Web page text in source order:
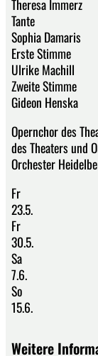
Theresa Immerz
Tante
Sophia Damaris
Erste Stimme
Ulrike Machill
Zweite Stimme
Gideon Henska
Opernchor des
des Theaters und
Orchester
Fr
23.5.
Fr
30.5.
Sa
7.6.
So
15.6.
Weitere